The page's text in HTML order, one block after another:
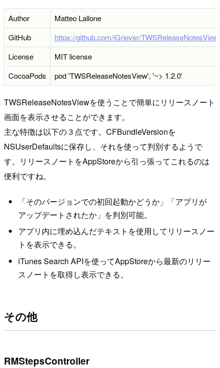
Author
Matteo Lallone
GitHub
https://github.com/iGriever/TWSReleaseNotesView
License
MIT license
CocoaPods
pod 'TWSReleaseNotesView', '~> 1.2.0'
TWSReleaseNotesViewを使うことで簡単にリリースノート
画面を表示させることができます。
主な特徴は以下の３点です。CFBundleVersionを
NSUserDefaultsに保存し、それを使って判別するようで
す。リリースノートをAppStoreから引っ張ってこれるのは
便利ですね。
「そのバージョンでの初回起動かどうか」「アプリが
アップデートされたか」を判別可能。
アプリ内に埋め込んだテキストを使用してリリースノー
トを表示できる。
iTunes Search APIを使ってAppStoreから最新のリリー
スノートを取得し表示できる。
その他
RMStepsController